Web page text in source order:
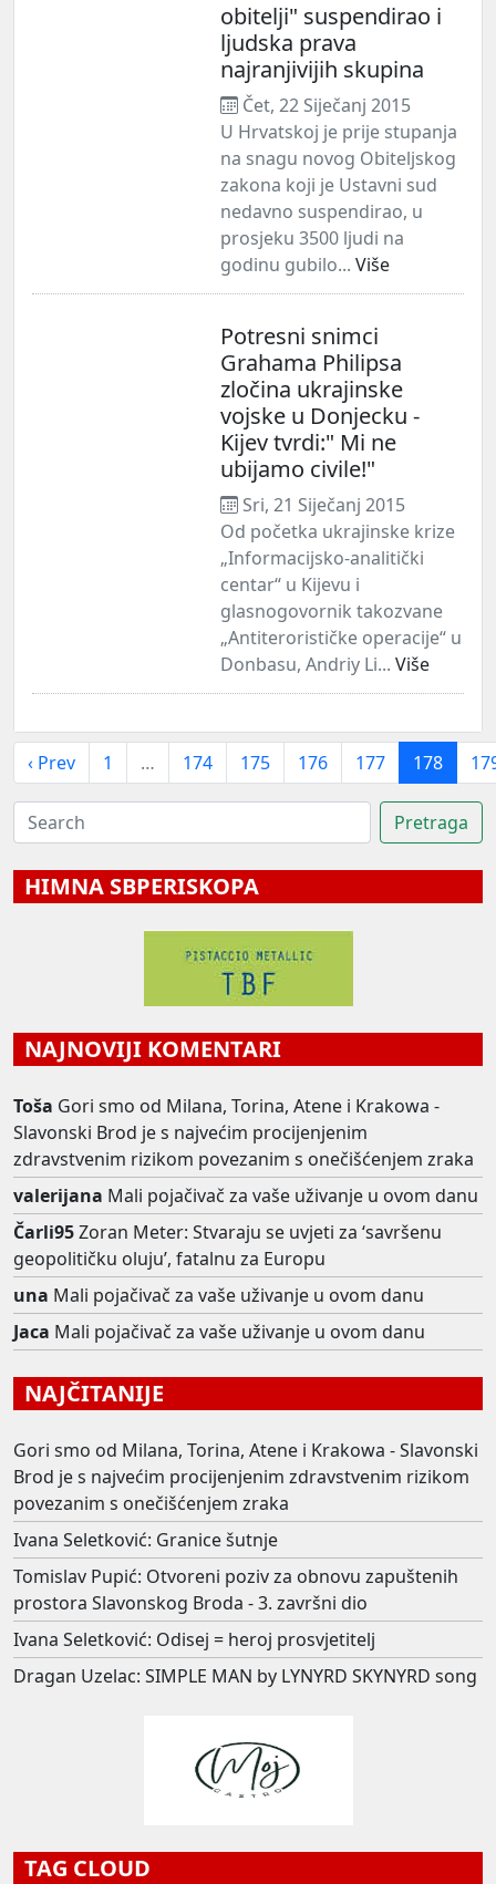
obitelji" suspendirao i
ljudska prava
najranjivijih skupina
Čet, 22 Siječanj 2015
U Hrvatskoj je prije stupanja
na snagu novog Obiteljskog
zakona koji je Ustavni sud
nedavno suspendirao, u
prosjeku 3500 ljudi na
godinu gubilo... Više
Potresni snimci
Grahama Philipsa
zločina ukrajinske
vojske u Donjecku -
Kijev tvrdi:" Mi ne
ubijamo civile!"
Sri, 21 Siječanj 2015
Od početka ukrajinske krize
„Informacijsko-analitički
centar“ u Kijevu i
glasnogovornik takozvane
„Antiterorističke operacije“ u
Donbasu, Andriy Li... Više
‹ Prev 1 … 174 175 176 177 178
HIMNA SBPERISKOPA
NAJNOVIJI KOMENTARI
Toša Gori smo od Milana, Torina, Atene i Krakowa -
Slavonski Brod je s najvećim procijenjenim
zdravstvenim rizikom povezanim s onečišćenjem zraka
valerijana Mali pojačivač za vaše uživanje u ovom danu
Čarli95Zoran Meter: Stvaraju se uvjeti za ‘savršenu
geopolitičku oluju’, fatalnu za Europu
una Mali pojačivač za vaše uživanje u ovom danu
Jaca Mali pojačivač za vaše uživanje u ovom danu
NAJČITANIJE
Gori smo od Milana, Torina, Atene i Krakowa - Slavonski
Brod je s najvećim procijenjenim zdravstvenim rizikom
povezanim s onečišćenjem zraka
Ivana Seletković: Granice šutnje
Tomislav Pupić: Otvoreni poziv za obnovu zapuštenih
prostora Slavonskog Broda - 3. završni dio
Ivana Seletković: Odisej = heroj prosvjetitelj
Dragan Uzelac: SIMPLE MAN by LYNYRD SKYNYRD song
TAG CLOUD